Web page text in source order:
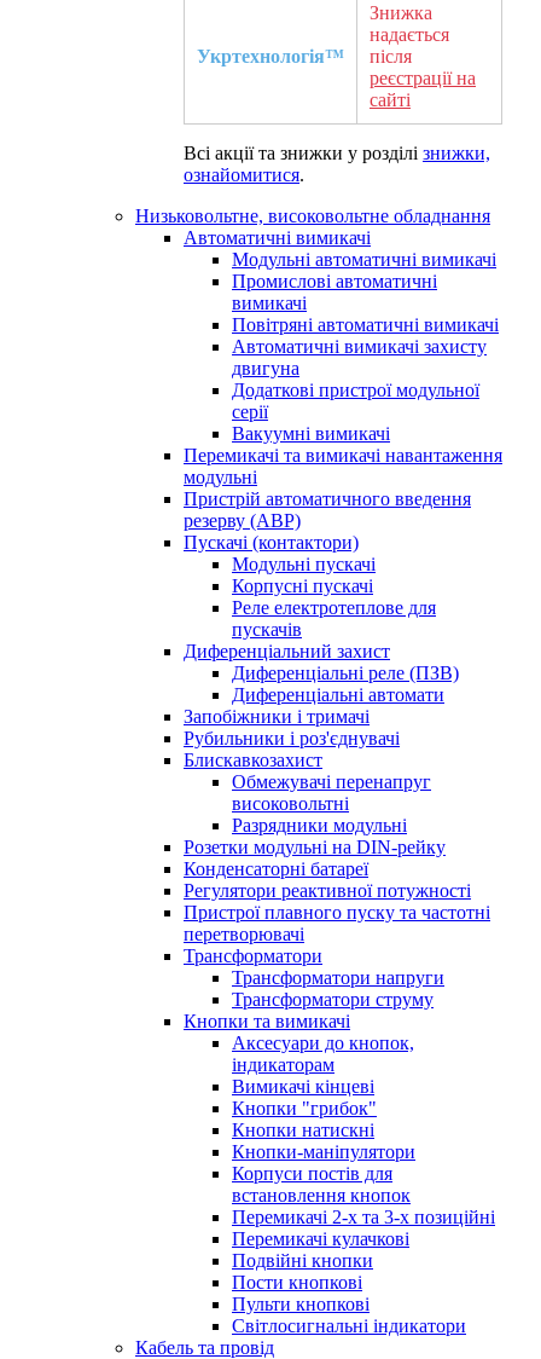
Укртехнологія™
Знижка
надається
після
реєстрації на
сайті
Всі акції та знижки у розділі знижки,
ознайомитися.
Низьковольтне, високовольтне обладнання
Автоматичні вимикачі
Модульні автоматичні вимикачі
Промислові автоматичні
вимикачі
Повітряні автоматичні вимикачі
Автоматичні вимикачі захисту
двигуна
Додаткові пристрої модульної
серії
Вакуумні вимикачі
Перемикачі та вимикачі навантаження
модульні
Пристрій автоматичного введення
резерву (АВР)
Пускачі (контактори)
Модульні пускачі
Корпусні пускачі
Реле електротеплове для
пускачів
Диференціальний захист
Диференціальні реле (ПЗВ)
Диференціальні автомати
Запобіжники і тримачі
Рубильники і роз'єднувачі
Блискавкозахист
Обмежувачі перенапруг
високовольтні
Разрядники модульні
Розетки модульні на DIN-рейку
Конденсаторні батареї
Регулятори реактивної потужності
Пристрої плавного пуску та частотні
перетворювачі
Трансформатори
Трансформатори напруги
Трансформатори струму
Кнопки та вимикачі
Аксесуари до кнопок,
індикаторам
Вимикачі кінцеві
Кнопки "грибок"
Кнопки натискні
Кнопки-маніпулятори
Корпуси постів для
встановлення кнопок
Перемикачі 2-х та 3-х позиційні
Перемикачі кулачкові
Подвійні кнопки
Пости кнопкові
Пульти кнопкові
Світлосигнальні індикатори
Кабель та провід